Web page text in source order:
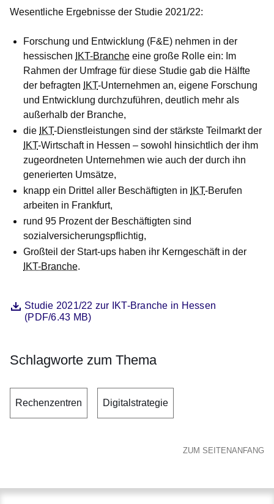
Wesentliche Ergebnisse der Studie 2021/22:
Forschung und Entwicklung (F&E) nehmen in der
hessischen
IKT-Branche eine große Rolle ein: Im
Rahmen der Umfrage für diese Studie gab die Hälfte
der befragten
IKT-Unternehmen an, eigene Forschung
und Entwicklung durchzuführen, deutlich mehr als
außerhalb der Branche,
die IKT-Dienstleistungen sind der stärkste Teilmarkt der
IKT-Wirtschaft in Hessen – sowohl hinsichtlich der ihm
zugeordneten Unternehmen wie auch der durch ihn
generierten Umsätze,
knapp ein Drittel aller Beschäftigten in
IKT-Berufen
arbeiten in Frankfurt,
rund 95 Prozent der Beschäftigten sind
sozialversicherungspflichtig,
Großteil der Start-ups haben ihr Kerngeschäft in der
IKT-Branche.
DateiStudie 2021/22 zur IKT-Branche in Hessen
(PDF/6.43 MB)
Öffnet sich in einem neuen Fenster
Schlagworte zum Thema
Rechenzentren Digitalstrategie
ZUM SEITENANFANG